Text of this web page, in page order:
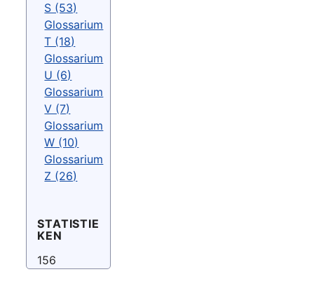
S (53)
Glossarium
T (18)
Glossarium
U (6)
Glossarium
V (7)
Glossarium
W (10)
Glossarium
Z (26)
STATISTIE
KEN
156